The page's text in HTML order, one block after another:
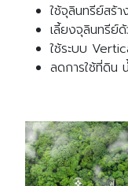
ใช้จุลินทรีย์สร้า
เลี้ยงจุลินทรีย์
ใช้ระบบ
ลดการใช้ที่ดิน